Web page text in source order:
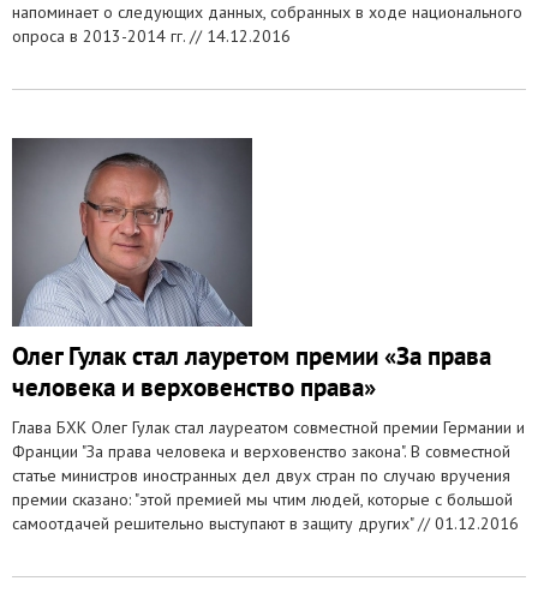
напоминает о следующих данных, собранных в ходе национального
опроса в 2013-2014 гг. // 14.12.2016
Олег Гулак стал лауретом премии «За права
человека и верховенство права»
Глава БХК Олег Гулак стал лауреатом совместной премии Германии и
Франции "За права человека и верховенство закона". В совместной
статье министров иностранных дел двух стран по случаю вручения
премии сказано: "этой премией мы чтим людей, которые с большой
самоотдачей решительно выступают в защиту других" //01.12.2016